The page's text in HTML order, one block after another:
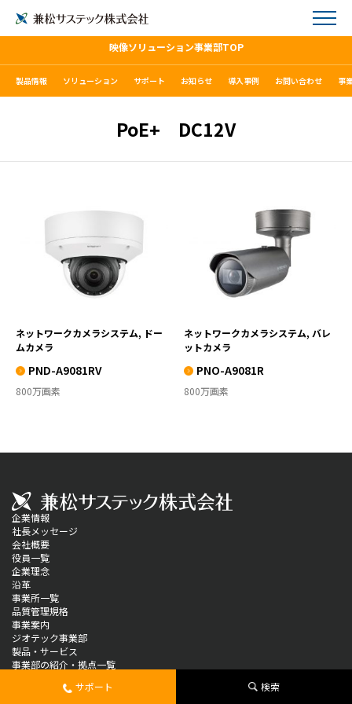
映像ソリューション事業部TOP
製品情報 ソリューション サポート お知らせ 導入事例 お問い合わせ 事
PoE+ DC12V
PND-A9081RV
VIEW MORE
ネットワークカメラシステム, ドー
ムカメラ
PND-A9081RV
800万画素
PNO-A9081R
VIEW MORE
ネットワークカメラシステム, バレ
ットカメラ
PNO-A9081R
800万画素
企業情報
社長メッセージ
会社概要
役員一覧
企業理念
沿革
事業所一覧
品質管理規格
事業案内
ジオテック事業部
製品・サービス
事業部の紹介・拠点一覧
サポート 検索